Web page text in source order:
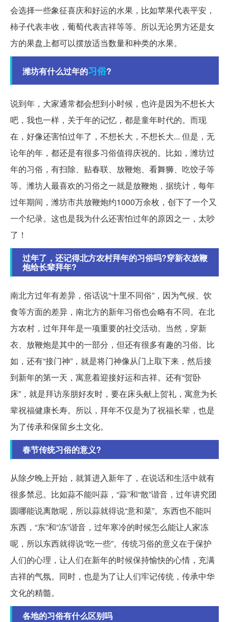
会选择一些象征喜庆和好运的水果，比如苹果代表平安，
柿子代表丰收，葡萄代表吉祥等等。所以无论男方还是女
方的果盘上都可以摆放适当数量和种类的水果。
潍坊有什么过年的习俗?
说到年，大家通常都会想到小时候，也许是因为不想长大
吧，我也一样，关于年的记忆，都是童年时代的。而现
在，好像还害怕过年了，不想长大，不想长大... 但是，无
论年的年，都还是有很多习俗值得庆祝的。比如，潍坊过
年的习俗，有扫除、贴春联、放鞭炮、看舞狮、吃饺子等
等。潍坊人最喜欢的习俗之一就是放鞭炮，据统计，每年
过年期间，潍坊市共放鞭炮约1000万余枚，创下了一个又
一个纪录。这也是我为什么还害怕过年的原因之一，太吵
了！
过年了，还记得北方农村拜年的习俗吗?穿新衣放鞭
炮给长辈拜年?
南北方过年有差异，俗话说“十里不同俗”，因为气候、饮
食等方面的差异，南北方的新年习俗也会略有不同。在北
方农村，过年拜年是一项重要的社交活动。当然，穿新
衣、放鞭炮是其中的一部分，但还有很多有趣的习俗。比
如，还有“接门神”，就是将门神像从门上取下来，然后接
到新年的第一天，寓意着迎接好运和吉祥。还有“贺卧
床”，就是拜访亲朋好友时，要在床头献上贺礼，寓意为长
辈祝福健康长寿。所以，拜年不仅是为了祝福长辈，也是
为了传承和保留乡土文化。
春节传统习俗的意义?
从除夕晚上开始，就算进入新年了，在说话和生活中就有
很多禁忌。比如蒜不能叫蒜，“蒜”和“散”谐音，过年讲究团
圆哪能说离散呢，所以蒜就得说“意和菜”。东西也不能叫
东西，“东”和“冻”谐音，过年寒冷的时候怎么能让人家冻
呢，所以东西就得说“吃一些”。传统习俗的意义在于保护
人们的心理，让人们在新年的时候保持愉快的心情，充满
吉祥的气氛。同时，也是为了让人们牢记传统，传承中华
文化的精髓。
各地的习俗有什么区别吗